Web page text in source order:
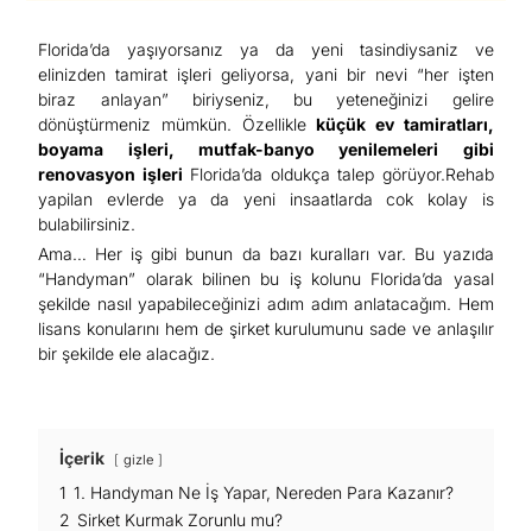
Florida’da yaşıyorsanız ya da yeni tasindiysaniz ve
elinizden tamirat işleri geliyorsa, yani bir nevi “her işten
biraz anlayan” biriyseniz, bu yeteneğinizi gelire
dönüştürmeniz mümkün. Özellikleküçük ev tamiratları,
boyama işleri, mutfak-banyo yenilemeleri gibi
renovasyon işleri Florida’da oldukça talep görüyor.Rehab
yapilan evlerde ya da yeni insaatlarda cok kolay is
bulabilirsiniz.
Ama… Her iş gibi bunun da bazı kuralları var. Bu yazıda
“Handyman” olarak bilinen bu iş kolunu Florida’da yasal
şekilde nasıl yapabileceğinizi adım adım anlatacağım. Hem
lisans konularını hem de şirket kurulumunu sade ve anlaşılır
bir şekilde ele alacağız.
İçerik gizle
1 1. Handyman Ne İş Yapar, Nereden Para Kazanır?
2 Sirket Kurmak Zorunlu mu?